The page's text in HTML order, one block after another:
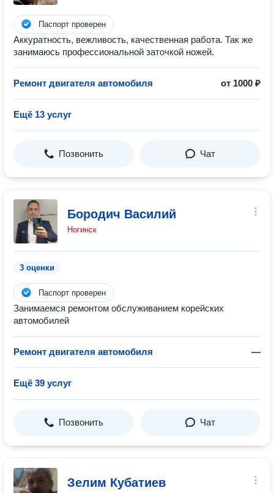
Паспорт проверен
Аккуратность, вежливость, качественная работа. Так же
занимаюсь профессиональной заточкой ножей.
Ремонт двигателя автомобиля от 1000 ₽
Ещё 13 услуг
Позвонить Чат
Бородич Василий
Ногинск
3 оценки
Паспорт проверен
Занимаемся ремонтом обслуживанием корейских
автомобилей
Ремонт двигателя автомобиля —
Ещё 39 услуг
Позвонить Чат
Зелим Кубатиев